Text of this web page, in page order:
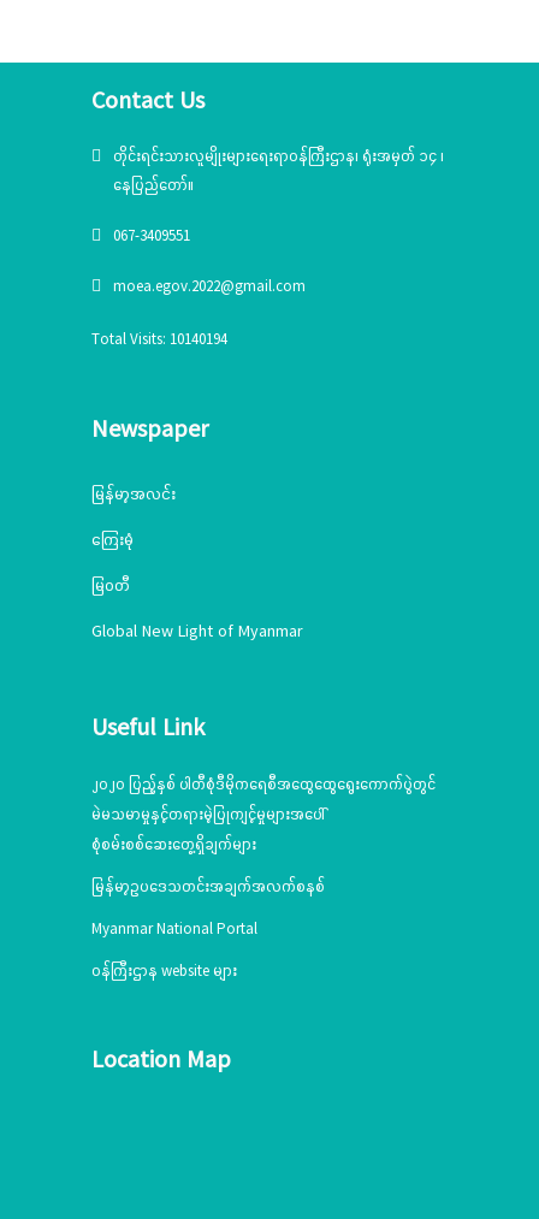
Contact Us
တိုင်းရင်းသားလူမျိုးများရေးရာဝန်ကြီးဌာန၊ ရုံးအမှတ် ၁၄ ၊
နေပြည်တော်။
067-3409551
moea.egov.2022@gmail.com
Total Visits: 10140194
Newspaper
မြန်မာ့အလင်း
ကြေးမုံ
မြဝတီ
Global New Light of Myanmar
Useful Link
၂၀၂၀ ပြည့်နှစ် ပါတီစုံဒီမိုကရေစီအထွေထွေရွေးကောက်ပွဲတွင်
မဲမသမာမှုနှင့်တရားမဲ့ပြုကျင့်မှုများအပေါ်
စုံစမ်းစစ်ဆေးတွေ့ရှိချက်များ
မြန်မာ့ဥပဒေသတင်းအချက်အလက်စနစ်
Myanmar National Portal
ဝန်ကြီးဌာန website များ
Location Map